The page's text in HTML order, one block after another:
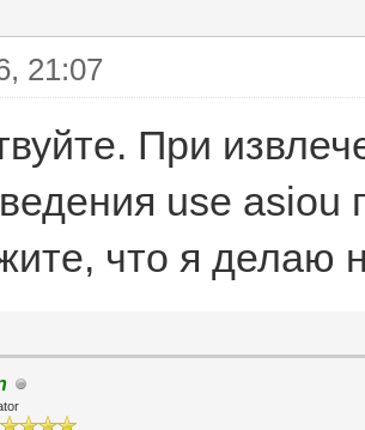
21:07
При
use asiou
что я делаю